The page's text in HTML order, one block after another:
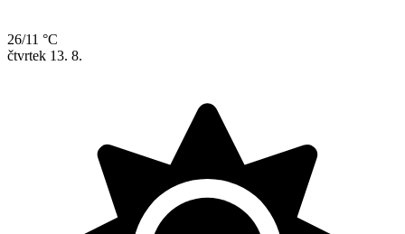
26/11 °C
čtvrtek 13. 8.